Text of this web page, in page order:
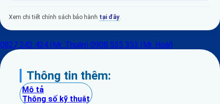
Xem chi tiết chính sách bảo hành tại đây.
0827 242 424 (Mr. Thuận) 0908 535 353 (Mr. Hoài)
Thông tin thêm:
Mô tả
Thông số kỹ thuật